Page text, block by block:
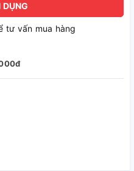
DỤNG
tư vấn mua hàng